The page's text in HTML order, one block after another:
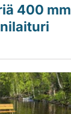
400 mm